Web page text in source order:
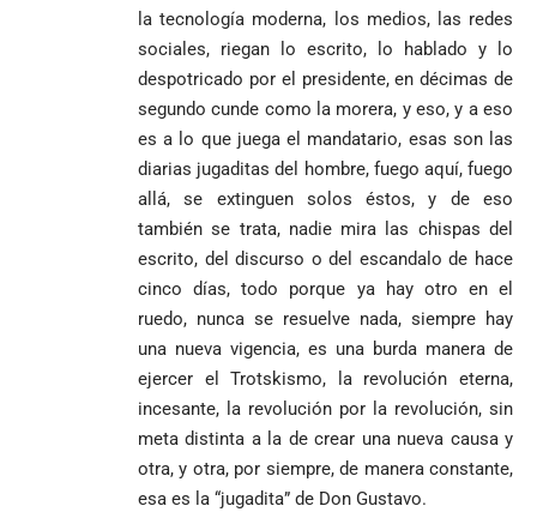
la tecnología moderna, los medios, las redes
sociales, riegan lo escrito, lo hablado y lo
despotricado por el presidente, en décimas de
segundo cunde como la morera, y eso, y a eso
es a lo que juega el mandatario, esas son las
diarias jugaditas del hombre, fuego aquí, fuego
allá, se extinguen solos éstos, y de eso
también se trata, nadie mira las chispas del
escrito, del discurso o del escandalo de hace
cinco días, todo porque ya hay otro en el
ruedo, nunca se resuelve nada, siempre hay
una nueva vigencia, es una burda manera de
ejercer el Trotskismo, la revolución eterna,
incesante, la revolución por la revolución, sin
meta distinta a la de crear una nueva causa y
otra, y otra, por siempre, de manera constante,
esa es la “jugadita” de Don Gustavo.
Supersalud y
pide
suspensión
inmediata del
cargo
Tribunal de
Antioquia
niega pérdida
de investidura
a concejales
de Medellín
Rodríguez y
Damián Pérez
en Medellín
Diócesis de
Sonsón-Rionegro
rechaza fotos
tomadas en
templo de Guarne y
ordena acto de
desagravio
Gustavo Petro
afirma que “no
se puede
proclamar
presidente” y
pide esperar
los
escrutinios
oficiales
Abelardo de la
Espriella es
elegido
Colombia tras
una histórica y
Marfil
sorprende a
Ecuador en el
último suspiro
y acaba con su
invicto de 19
partidos
un empate
agónico ante
Países Bajos
en un vibrante
mundialista
Medellín: un
camino que no
LA POLICRISIS
COMO HERENCIA
afrodescendientes
y mestizos
campesinos
inician nueva
en Medellín
Cardenal Rueda
pide desarmar el
corazón para
construir juntos
una Colombia
reconciliada